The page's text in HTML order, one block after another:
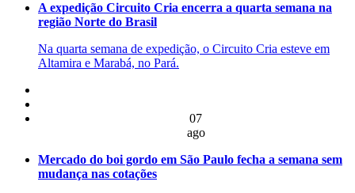
A expedição Circuito Cria encerra a quarta semana na
região Norte do Brasil
Na quarta semana de expedição, o Circuito Cria esteve em
Altamira e Marabá, no Pará.
07
ago
Mercado do boi gordo em São Paulo fecha a semana sem
mudança nas cotações